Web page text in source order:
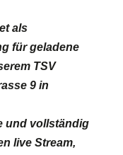
als
für geladene
TSV
9 in
und vollständig
live Stream,